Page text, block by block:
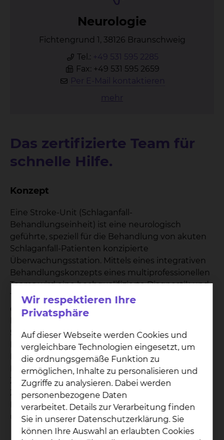
Neu­ro­lo­gie
Fichtengrund 1, 38126 Braunschweig
Tel.: +49 531 595 2285
Fax: +49 531 595 2659
Per E-Mail kontaktieren
mehr
Das zertifizierte Team für
schnelle Hilfe.
Konzept
Eine Stroke-Unit (Schlaganfall-
Behandlungseinheit) ist eine neurologisch
geführte, speziell für die Behandlung von akuten
Schlaganfall-Patienten konzipierte
Überwachungsstation. Mittels eines integrativen
Behandlungskonzepts eines multiprofessionellen
Teams wird eine hochqualifizierte Diagnostik und
Therapie für Patientinnen und Patienten mit
einem akuten Schlaganfall ermöglicht. Neben den
Neurologinnen und Neurologen setzt sich das
Stroke Unit-Team aus speziell ausgebildeten
Mitarbeiterinnen und Mitarbeitern aus den
Bereichen Pflege, Logopädie, Physiotherapie,
Ergotherapie und Neuropsychologie zusammen.
Zudem existiert eine enge interdisziplinäre
Zusammenarbeit mit der interventionellen
Neuroradiologie, Neurochirurgie, Gefäßchirurgie
und Kardiologie.
Wir respektieren Ihre
Privatsphäre
Auf dieser Webseite werden Cookies und
vergleichbare Technologien eingesetzt, um
die ordnungsgemäße Funktion zu
ermöglichen, Inhalte zu personalisieren und
Zugriffe zu analysieren. Dabei werden
personenbezogene Daten
verarbeitet. Details zur Verarbeitung finden
Sie in unserer Datenschutzerklärung. Sie
können Ihre Auswahl an erlaubten Cookies